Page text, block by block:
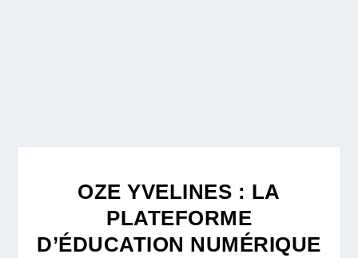
OZE YVELINES : LA
PLATEFORME
D’ÉDUCATION NUMÉRIQUE